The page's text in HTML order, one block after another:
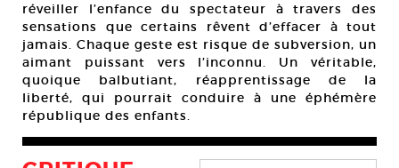
réveiller l’enfance du spectateur à travers des
sensations que certains rêvent d’effacer à tout
jamais. Chaque geste est risque de subversion, un
aimant puissant vers l’inconnu. Un véritable,
quoique balbutiant, réapprentissage de la
liberté, qui pourrait conduire à une éphémère
république des enfants.